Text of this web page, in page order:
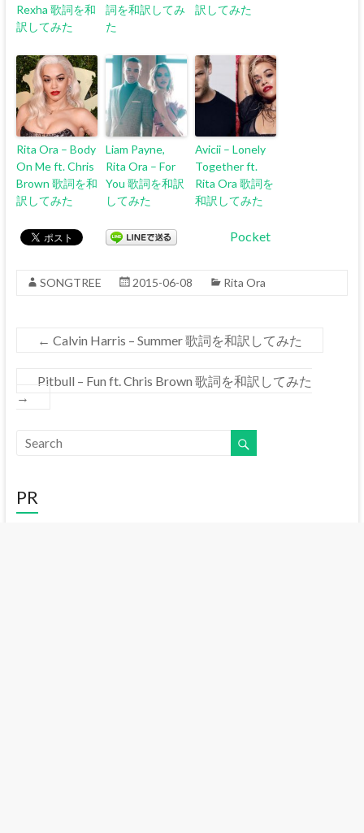
Rexha 歌詞を和
訳してみた
詞を和訳してみ
た
訳してみた
Rita Ora – Body
On Me ft. Chris
Brown 歌詞を和
訳してみた
Liam Payne,
Rita Ora – For
You 歌詞を和訳
してみた
Avicii – Lonely
Together ft.
Rita Ora 歌詞を
和訳してみた
Pocket
SONGTREE 2015-06-08 Rita Ora
← Calvin Harris – Summer 歌詞を和訳してみた
Pitbull – Fun ft. Chris Brown 歌詞を和訳してみた
→
PR